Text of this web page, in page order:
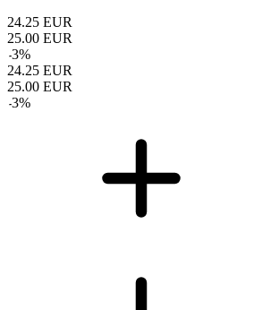
24.25 EUR
25.00 EUR
-3%
24.25 EUR
25.00 EUR
-3%